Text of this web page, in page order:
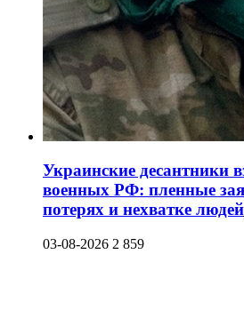
Украинские десантники
военных РФ: пленные
потерях и нехватке людей
03-08-2026 2 859